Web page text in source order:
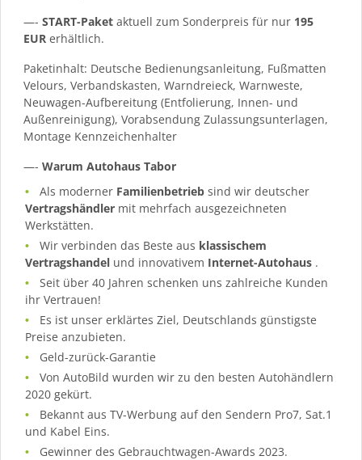
—- START-Paket aktuell zum Sonderpreis für nur 195
EUR erhältlich.
Paketinhalt: Deutsche Bedienungsanleitung, Fußmatten
Velours, Verbandskasten, Warndreieck, Warnweste,
Neuwagen-Aufbereitung (Entfolierung, Innen- und
Außenreinigung), Vorabsendung Zulassungsunterlagen,
Montage Kennzeichenhalter
—- Warum Autohaus Tabor
Als moderner Familienbetrieb sind wir deutscher
Vertragshändler mit mehrfach ausgezeichneten
Werkstätten.
Wir verbinden das Beste aus klassischem
Vertragshandel und innovativem Internet-Autohaus .
Seit über 40 Jahren schenken uns zahlreiche Kunden
ihr Vertrauen!
Es ist unser erklärtes Ziel, Deutschlands günstigste
Preise anzubieten.
Geld-zurück-Garantie
Von AutoBild wurden wir zu den besten Autohändlern
2020 gekürt.
Bekannt aus TV-Werbung auf den Sendern Pro7, Sat.1
und Kabel Eins.
Gewinner des Gebrauchtwagen-Awards 2023.